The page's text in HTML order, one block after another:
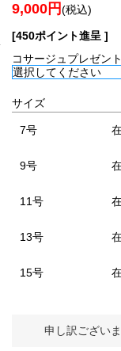
9,000円(税込)
[450ポイント進呈 ]
コサージュプレゼント
サイズ
7号
9号
11号
13号
15号
申し訳ござい